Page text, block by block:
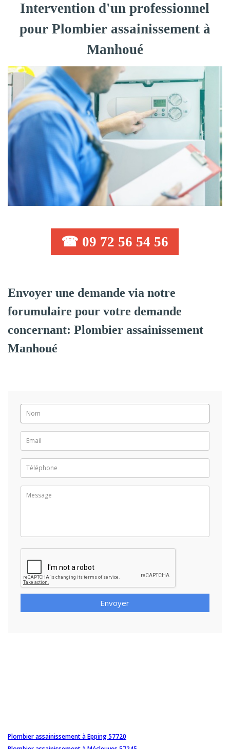
Intervention d'un professionnel
pour Plombier assainissement à
Manhoué
☎ 09 72 56 54 56
Envoyer une demande via notre
forumulaire pour votre demande
concernant: Plombier assainissement
Manhoué
Envoyer
Plombier assainissement à Epping 57720